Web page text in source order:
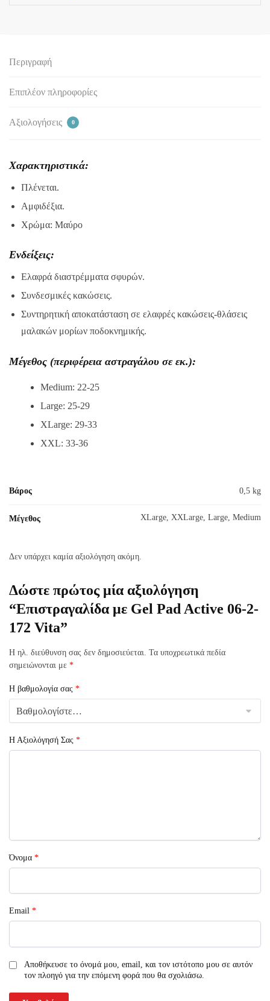
Περιγραφή
Επιπλέον πληροφορίες
Αξιολογήσεις 0
Χαρακτηριστικά:
Πλένεται.
Αμφιδέξια.
Χρώμα: Μαύρο
Ενδείξεις:
Ελαφρά διαστρέμματα σφυρών.
Συνδεσμικές κακώσεις.
Συντηρητική αποκατάσταση σε ελαφρές κακώσεις-θλάσεις
μαλακών μορίων ποδοκνημικής.
Μέγεθος (περιφέρεια αστραγάλου σε εκ.):
Medium: 22-25
Large: 25-29
XLarge: 29-33
XXL: 33-36
Βάρος 0,5 kg
Μέγεθος XLarge, XXLarge, Large, Medium
Δεν υπάρχει καμία αξιολόγηση ακόμη.
Δώστε πρώτος μία αξιολόγηση
“Επιστραγαλίδα με Gel Pad Active 06-2-
172 Vita”
Η ηλ. διεύθυνση σας δεν δημοσιεύεται. Τα υποχρεωτικά πεδία
σημειώνονται με *
Η βαθμολογία σας *
Η Αξιολόγησή Σας *
Όνομα *
Email *
Αποθήκευσε το όνομά μου, email, και τον ιστότοπο μου σε αυτόν
τον πλοηγό για την επόμενη φορά που θα σχολιάσω.